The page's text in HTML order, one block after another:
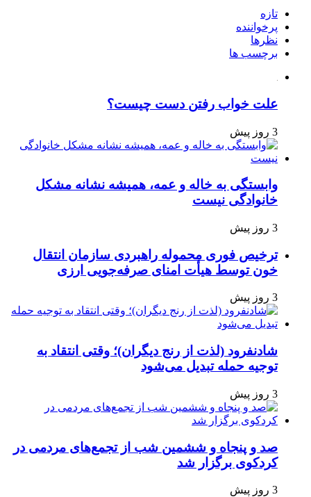
تازه
پرخواننده
نظرها
برچسب ها
علت خواب رفتن دست چیست؟
3 روز پیش
وابستگی به خاله و عمه، همیشه نشانه مشکل
خانوادگی نیست
3 روز پیش
ترخیص فوری محموله راهبردی سازمان انتقال
خون توسط هیأت امنای صرفه‌جویی ارزی
3 روز پیش
شادنفرود (لذت از رنج دیگران)؛ وقتی انتقاد به
توجیه حمله تبدیل می‌شود
3 روز پیش
صد و پنجاه‌ و ششمین شب از تجمع‌های مردمی در
کردکوی برگزار شد
3 روز پیش